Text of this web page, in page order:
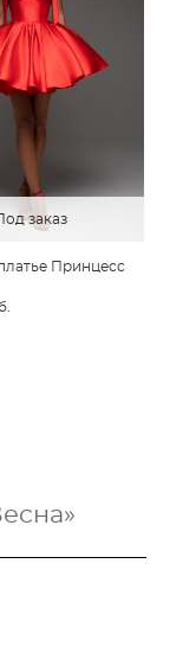
заказ
Принцесс